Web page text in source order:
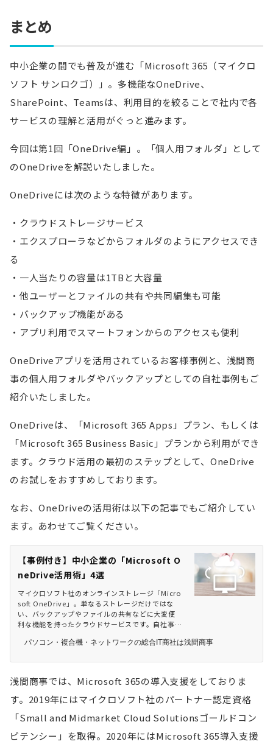
まとめ
中小企業の間でも普及が進む「Microsoft 365（マイクロ
ソフト サンロクゴ）」。多機能なOneDrive、
SharePoint、Teamsは、利用目的を絞ることで社内で各
サービスの理解と活用がぐっと進みます。
今回は第1回「OneDrive編」。「個人用フォルダ」として
のOneDriveを解説いたしました。
OneDriveには次のような特徴があります。
・クラウドストレージサービス
・エクスプローラなどからフォルダのようにアクセスでき
る
・一人当たりの容量は1TBと大容量
・他ユーザーとファイルの共有や共同編集も可能
・バックアップ機能がある
・アプリ利用でスマートフォンからのアクセスも便利
OneDriveアプリを活用されているお客様事例と、浅間商
事の個人用フォルダやバックアップとしての自社事例もご
紹介いたしました。
OneDriveは、「Microsoft 365 Apps」プラン、もしくは
「Microsoft 365 Business Basic」プランから利用ができ
ます。クラウド活用の最初のステップとして、OneDrive
のお試しをおすすめしております。
なお、OneDriveの活用術は以下の記事でもご紹介してい
ます。あわせてご覧ください。
【事例付き】中小企業の「Microsoft O
neDrive活用術」4選
マイクロソフト社のオンラインストレージ「Micro
soft OneDrive」。単なるストレージだけではな
い、バックアップやファイルの共有などに大変便
利な機能を持ったクラウドサービスです。自社事例
パソコン・複合機・ネットワークの総合IT商社は浅
パソコン・複合機・ネットワークの総合IT商社は浅間商事
浅間商事では、Microsoft 365の導入支援をしておりま
す。2019年にはマイクロソフト社のパートナー認定資格
「Small and Midmarket Cloud Solutionsゴールドコン
ピテンシー」を取得。2020年にはMicrosoft 365導入支援